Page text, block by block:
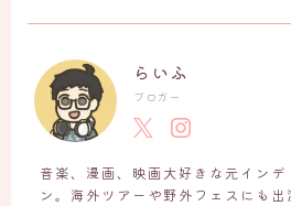
らいふ
ブロガー
音楽、漫画、映画大好きな元イン
ン。海外ツアーや野外フェスにも出